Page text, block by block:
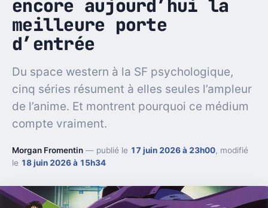
encore aujourd’hui la
meilleure porte
d’entrée
Du space western à la SF psychologique,
cinq séries résument à elles seules l’ampleur
de l’anime. Et montrent pourquoi ce médium
compte vraiment.
Morgan Fromentin — publié le 17 juin 2026 à 23h00, modifié
le 18 juin 2026 à 15h34